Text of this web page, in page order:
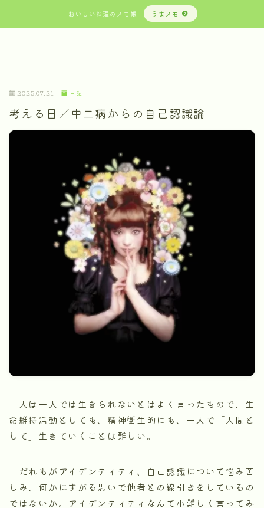
おいしい料理のメモ帳 うまメモ
2025.07.21 日記
考える日／中二病からの自己認識論
人は一人では生きられないとはよく言ったもので、生
命維持活動としても、精神衛生的にも、一人で「人間と
して」生きていくことは難しい。
だれもがアイデンティティ、自己認識について悩み苦
しみ、何かにすがる思いで他者との線引きをしているの
ではないか。アイデンティティなんて小難しく言ってみ